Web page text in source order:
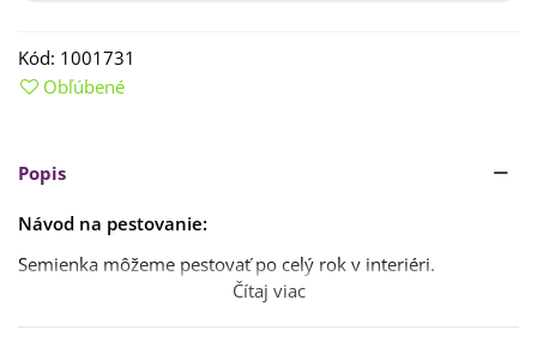
Kód: 1001731
Obľúbené
Popis
Návod na pestovanie:
Semienka môžeme pestovať po celý rok v interiéri.
Pre sadenie na vonkajší záhon je najlepší čas
odídu ranné mrazy. Ideálnateplota na klíčenie je 15 -20
Čítaj viac